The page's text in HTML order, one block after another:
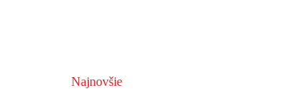
Najnovšie